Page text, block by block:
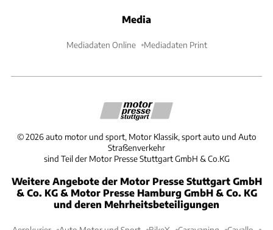
Media
Mediadaten Online Mediadaten Print
©2026 auto motor und sport, Motor Klassik, sport auto und Auto
Straßenverkehr
sind Teil der Motor Presse Stuttgart GmbH & Co.KG
Weitere Angebote der Motor Presse Stuttgart GmbH
& Co. KG & Motor Presse Hamburg GmbH & Co. KG
und deren Mehrheitsbeteiligungen